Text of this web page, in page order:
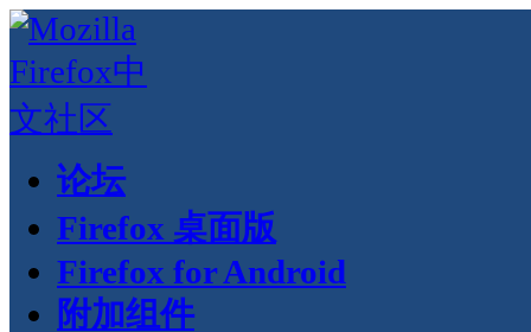
论坛
Firefox 桌面版
Firefox for Android
附加组件